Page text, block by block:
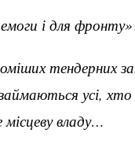
і для
тендерних
усі,
владу…